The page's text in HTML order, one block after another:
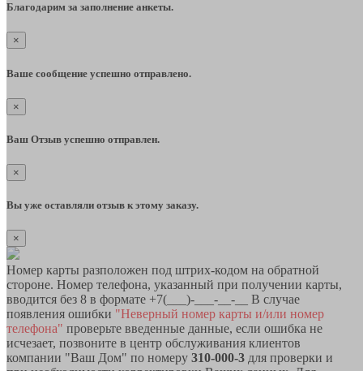
Благодарим за заполнение анкеты.
×
Ваше сообщение успешно отправлено.
×
Ваш Отзыв успешно отправлен.
×
Вы уже оставляли отзыв к этому заказу.
×
Номер карты разположен под штрих-кодом на обратной
стороне. Номер телефона, указанный при получении карты,
вводится без 8 в формате +7(___)-___-__-__ В случае
появления ошибки "Неверный номер карты и/или номер
телефона" проверьте введенные данные, если ошибка не
исчезает, позвоните в центр обслуживания клиентов
компании "Ваш Дом" по номеру 310-000-3 для проверки и